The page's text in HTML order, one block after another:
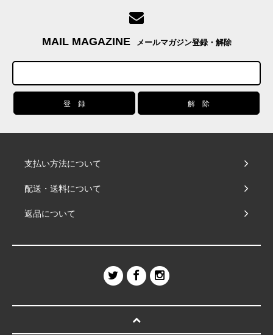
MAIL MAGAZINE メールマガジン登録・解除
支払い方法について
配送・送料について
返品について